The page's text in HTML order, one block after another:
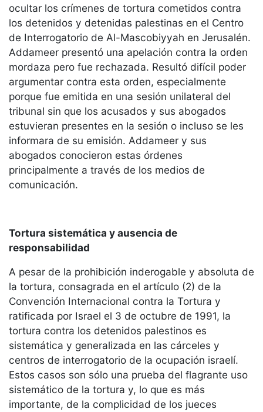
ocultar los crímenes de tortura cometidos contra
los detenidos y detenidas palestinas en el Centro
de Interrogatorio de Al-Mascobiyyah en Jerusalén.
Addameer presentó una apelación contra la orden
mordaza pero fue rechazada. Resultó difícil poder
argumentar contra esta orden, especialmente
porque fue emitida en una sesión unilateral del
tribunal sin que los acusados y sus abogados
estuvieran presentes en la sesión o incluso se les
informara de su emisión. Addameer y sus
abogados conocieron estas órdenes
principalmente a través de los medios de
comunicación.
Tortura sistemática y ausencia de
responsabilidad
A pesar de la prohibición inderogable y absoluta de
la tortura, consagrada en el artículo (2) de la
Convención Internacional contra la Tortura y
ratificada por Israel el 3 de octubre de 1991, la
tortura contra los detenidos palestinos es
sistemática y generalizada en las cárceles y
centros de interrogatorio de la ocupación israelí.
Estos casos son sólo una prueba del flagrante uso
sistemático de la tortura y, lo que es más
importante, de la complicidad de los jueces